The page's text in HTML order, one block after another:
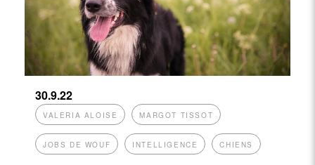
30.9.22
VALERIA ALOISE MARGOT TISSOT
JOBS DE WOUF INTELLIGENCE CHIENS